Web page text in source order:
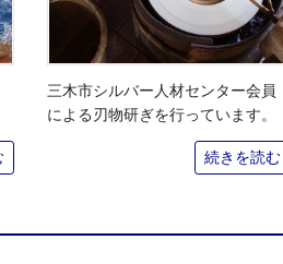
三木市シルバー人材センター会員
による刃物研ぎを行っています。
続きを読む